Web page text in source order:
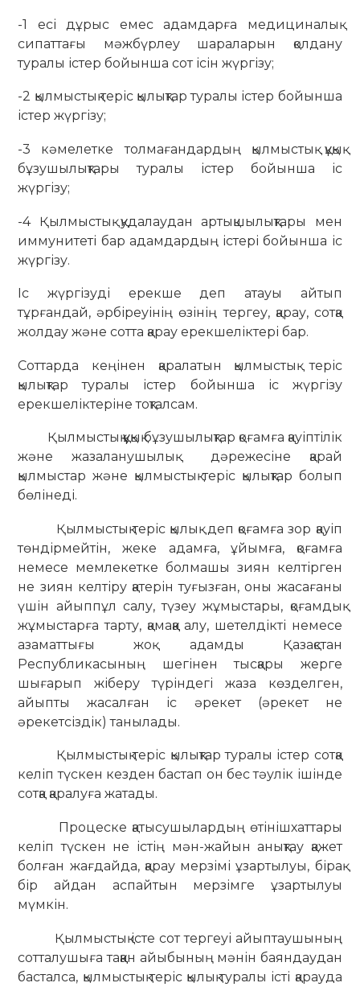
-1 есі дұрыс емес адамдарға медициналық
сипаттағы мәжбүрлеу шараларын қолдану
туралы істер бойынша сот ісін жүргізу;
-2 қылмыстық теріс қылықтар туралы істер бойынша
істер жүргізу;
-3 кәмелетке толмағандардың қылмыстық құқық
бұзушылықтары туралы істер бойынша іс
жүргізу;
-4 Қылмыстық қудалаудан артықшылықтары мен
иммунитеті бар адамдардың істері бойынша іс
жүргізу.
Іс жүргізуді ерекше деп атауы айтып
тұрғандай, әрбіреуінің өзінің тергеу, қарау, сотқа
жолдау және сотта қарау ерекшеліктері бар.
Соттарда кеңінен қаралатын қылмыстық теріс
қылықтар туралы істер бойынша іс жүргізу
ерекшеліктеріне тоқталсам.
Қылмыстық құқық бұзушылықтар қоғамға қауіптілік
және жазаланушылық дәрежесіне қарай
қылмыстар және қылмыстық теріс қылықтар болып
бөлінеді.
Қылмыстық теріс қылық деп қоғамға зор қауіп
төндірмейтін, жеке адамға, ұйымға, қоғамға
немесе мемлекетке болмашы зиян келтірген
не зиян келтіру қатерін туғызған, оны жасағаны
үшін айыппұл салу, түзеу жұмыстары, қоғамдық
жұмыстарға тарту, қамаққа алу, шетелдікті немесе
азаматтығы жоқ адамды Қазақстан
Республикасының шегінен тысқары жерге
шығарып жіберу түріндегі жаза көзделген,
айыпты жасалған іс әрекет (әрекет не
әрекетсіздік) танылады.
Қылмыстық теріс қылықтар туралы істер сотқа
келіп түскен кезден бастап он бес тәулік ішінде
сотқа қаралуға жатады.
Процеске қатысушылардың өтінішхаттары
келіп түскен не істің мән-жайын анықтау қажет
болған жағдайда, қарау мерзімі ұзартылуы, бірақ
бір айдан аспайтын мерзімге ұзартылуы
мүмкін.
Қылмыстық істе сот тергеуі айыптаушының
сотталушыға таққан айыбының мәнін баяндаудан
басталса, қылмыстық теріс қылық туралы істі қарауда